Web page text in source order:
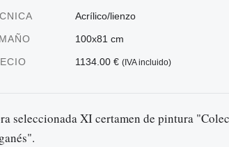
Acrílico/lienzo
100x81 cm
1134.00 € (IVA incluido)
seleccionada XI certamen de pintura